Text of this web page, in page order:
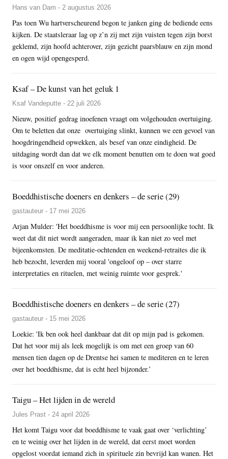
Hans van Dam - 2 augustus 2026
Pas toen Wu hartverscheurend begon te janken ging de bediende eens
kijken. De staatsleraar lag op z’n zij met zijn vuisten tegen zijn borst
geklemd, zijn hoofd achterover, zijn gezicht paarsblauw en zijn mond
en ogen wijd opengesperd.
Ksaf – De kunst van het geluk 1
Ksaf Vandeputte - 22 juli 2026
Nieuw, positief gedrag inoefenen vraagt om volgehouden overtuiging.
Om te beletten dat onze overtuiging slinkt, kunnen we een gevoel van
hoogdringendheid opwekken, als besef van onze eindigheid. De
uitdaging wordt dan dat we elk moment benutten om te doen wat goed
is voor onszelf en voor anderen.
Boeddhistische doeners en denkers – de serie (29)
gastauteur - 17 mei 2026
Arjan Mulder: 'Het boeddhisme is voor mij een persoonlijke tocht. Ik
weet dat dit niet wordt aangeraden, maar ik kan niet zo veel met
bijeenkomsten. De meditatie-ochtenden en weekend-retraites die ik
heb bezocht, leverden mij vooral 'ongeloof op – over starre
interpretaties en rituelen, met weinig ruimte voor gesprek.'
Boeddhistische doeners en denkers – de serie (27)
gastauteur - 15 mei 2026
Loekie: 'Ik ben ook heel dankbaar dat dit op mijn pad is gekomen.
Dat het voor mij als leek mogelijk is om met een groep van 60
mensen tien dagen op de Drentse hei samen te mediteren en te leren
over het boeddhisme, dat is echt heel bijzonder.’
Taigu – Het lijden in de wereld
Jules Prast - 24 april 2026
Het komt Taigu voor dat boeddhisme te vaak gaat over ‘verlichting’
en te weinig over het lijden in de wereld, dat eerst moet worden
opgelost voordat iemand zich in spirituele zin bevrijd kan wanen. Het